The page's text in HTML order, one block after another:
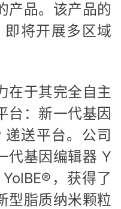
产品。该产品的
即将开展多区域
在于其完全自主
台：新一代基因
送平台。公司
代基因编辑器 Y
，获得了
型脂质纳米颗粒